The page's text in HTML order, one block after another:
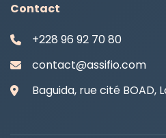
Contact
+228 96 92 70 80
contact@assifio.com
Baguida, rue cité BOAD,